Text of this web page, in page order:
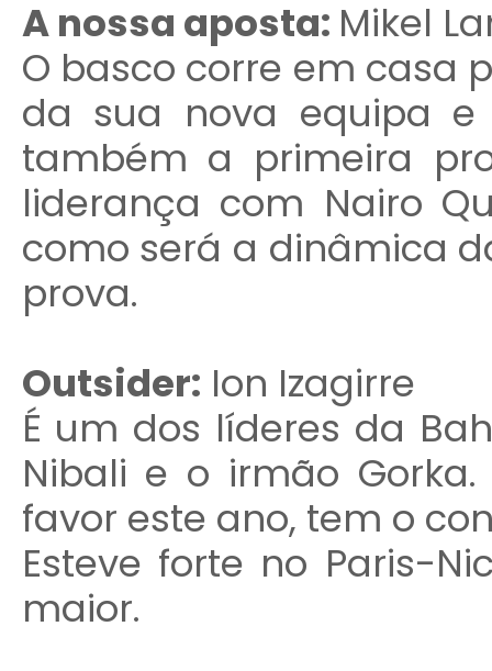
A nossa aposta: Mikel
O basco corre em casa
da sua nova equipa e
também a primeira
liderança com Nairo
como será a dinâmica
prova.
Outsider: Ion Izagirre
É um dos líderes da
Nibali e o irmão Gorka.
favor este ano, tem o
Esteve forte no Paris-
maior.